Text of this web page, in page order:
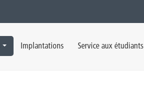
Implantations Service aux étudiants